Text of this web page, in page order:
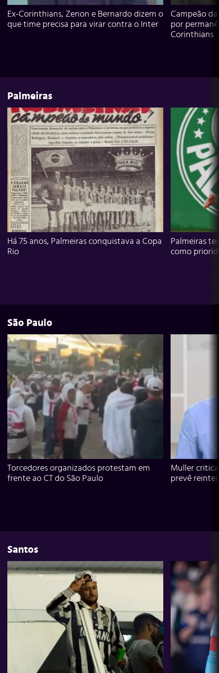
Ex-Corinthians, Zenon e Bernardo dizem o
que time precisa para virar contra o Inter
Campeão
por
Corinthians
Palmeiras
Há 75 anos, Palmeiras conquistava a Copa
Rio
Palmeiras
como
São Paulo
Torcedores organizados protestam em
frente ao CT do São Paulo
Muller
prevê
Santos